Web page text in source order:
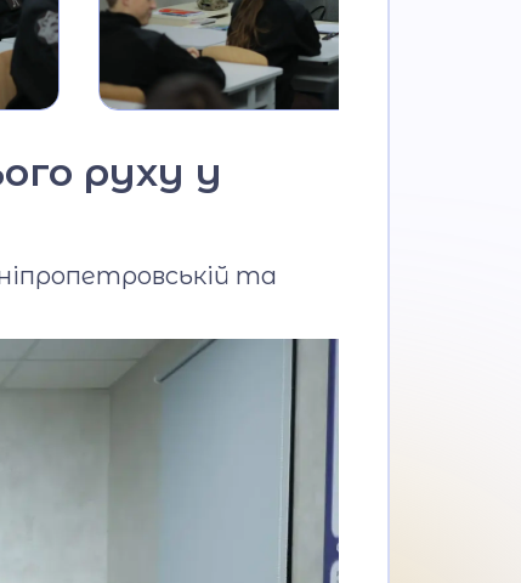
руху у
та